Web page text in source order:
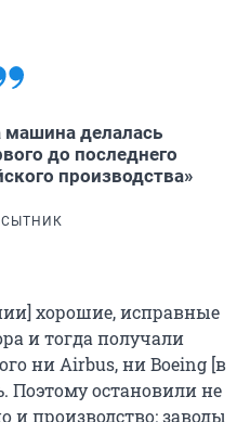
машина делалась
до последнего
производства»
хорошие, исправные
и тогда получали
ни Airbus, ни Boeing [в
Поэтому остановили не
и производство: заводы